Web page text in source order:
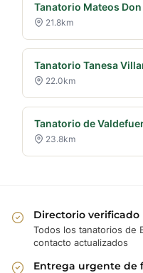
Tanatorio Mateos
21.8km
Tanatorio Tanesa
22.0km
Tanatorio de
23.8km
Directorio verificado
Todos los tanatorios de
contacto actualizados
Entrega urgente de